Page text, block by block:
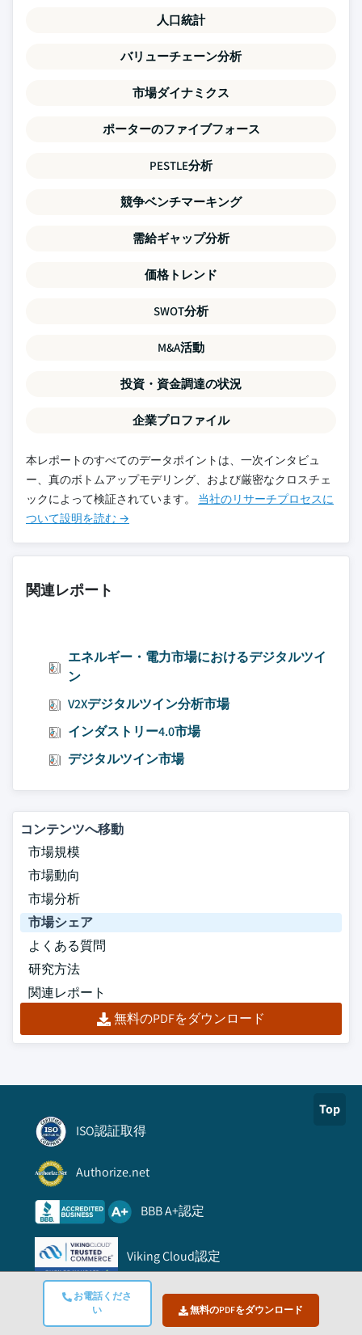
お電話くださ
い
無料のPDFをダウンロード
人口統計
バリューチェーン分析
市場ダイナミクス
ポーターのファイブフォース
PESTLE分析
競争ベンチマーキング
需給ギャップ分析
価格トレンド
SWOT分析
M&A活動
投資・資金調達の状況
企業プロファイル
本レポートのすべてのデータポイントは、一次インタビュ
ー、真のボトムアップモデリング、および厳密なクロスチェ
ックによって検証されています。 当社のリサーチプロセスに
ついて設明を読む →
関連レポート
エネルギー・電力市場におけるデジタルツイ
ン
V2Xデジタルツイン分析市場
インダストリー4.0市場
デジタルツイン市場
コンテンツへ移動
市場規模
市場動向
市場分析
市場シェア
よくある質問
研究方法
関連レポート
無料のPDFをダウンロード
Top
ISO認証取得
Authorize.net
BBB A+認定
Viking Cloud認定
リンク